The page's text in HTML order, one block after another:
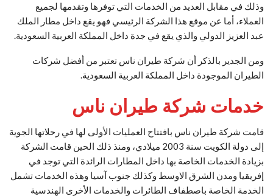
وذلك في مقابل العديد من الخدمات التي توفرها وتقدمها لجميع
العملاء، أما عن موقع هذا الشركة الرئيسي فهو يقع داخل مطار الملك
عبد العزيز الدولي والذي يقع في جدة داخل المملكة العربية السعودية.
ومن الجدير بالذكر أن شركة طيران ناس تعتبر من أفضل شركات
الطيران الموجودة داخل المملكة العربية السعودية.
خدمات شركة طيران ناس
قامت شركة طيران ناس بافتتاح العمليات الأولى لها في رحلاتها الجوية
إلى دولة الكويت سنة 2003 ميلادي، ومنذ ذلك الحين قامت الشركة
بزيادة الخدمات الخاصة بها داخل المطارات الرائدة التي توجد في
إفريقيا ومدن الشرق الاوسط وكذلك جنوب آسيا وهذه الخدمات تشمل
الخدمة الخاصة باصطفاف الطائرات والخدمات الأخرى الهندسية